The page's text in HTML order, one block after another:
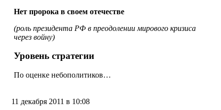
Нет пророка в своем отечестве
(роль президента РФ в преодолении мирового кризиса
через войну)
Уровень стратегии
По оценке небополитиков…
11 декабря 2011 в 10:08